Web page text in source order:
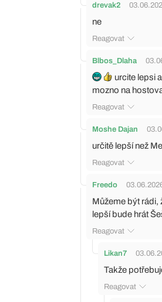
drevak2
ne
Reagovat
Blbos_Dlaha
urcite lepsi
mozno na
Reagovat
Moshe Dajan
určitě lepší než
Reagovat
Freedo
Můžeme být rádi,
lepší bude hrát
Reagovat
Likan7
Takže
Reagovat